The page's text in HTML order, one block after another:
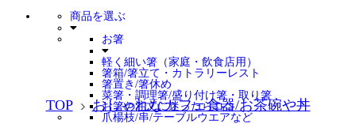
商品を選ぶ
お箸
軽く細い箸（家庭・飲食店用）
箸箱/箸立て・カトラリーレスト
箸置き/箸休め
菜箸・調理箸/盛り付け箸・取り箸
お箸の注文に迷ったらココ
爪楊枝/串/テーブルウエアなど
TOP おしゃれなカフェ食器/お茶碗や丼